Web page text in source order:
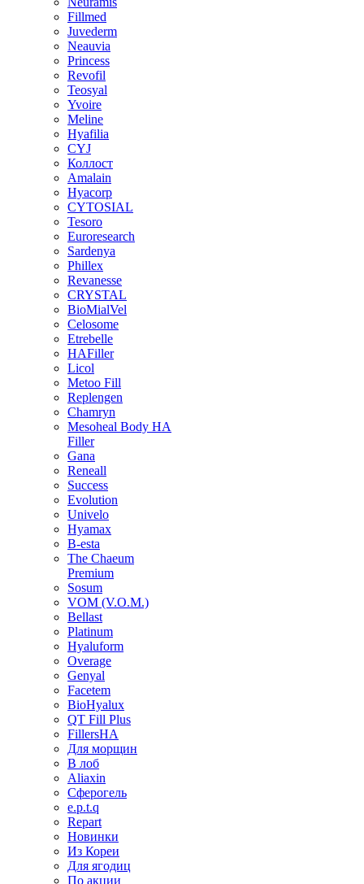
Fillmed
Juvederm
Neauvia
Princess
Revofil
Teosyal
Yvoire
Meline
Hyafilia
CYJ
Коллост
Amalain
Hyacorp
CYTOSIAL
Tesoro
Euroresearch
Sardenya
Phillex
Revanesse
CRYSTAL
BioMialVel
Celosome
Etrebelle
HAFiller
Licol
Metoo Fill
Replengen
Chamryn
Mesoheal Body HA
Filler
Gana
Reneall
Success
Evolution
Univelo
Hyamax
B-esta
The Chaeum
Premium
Sosum
VOM (V.O.M.)
Bellast
Platinum
Hyaluform
Overage
Genyal
Facetem
BioHyalux
QT Fill Plus
FillersHA
Для морщин
В лоб
Aliaxin
Сферогель
e.p.t.q
Repart
Новинки
Из Кореи
Для ягодиц
По акции